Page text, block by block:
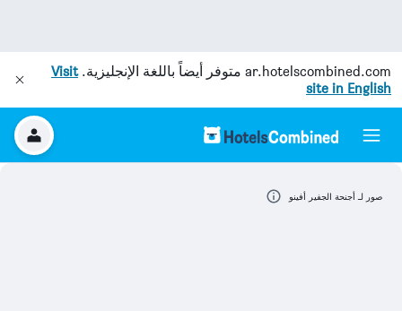
ar.hotelscombined.com متوفر أيضاً باللغة الإنجليزية.Visit
site in English
صور لـ أجنحة الجفير أفينو